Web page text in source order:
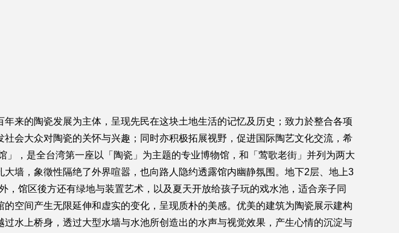
来的陶瓷发展为主体，呈现先民在这块土地生活的记忆及历史；致力於整合各项
会大众对陶瓷的关怀与兴趣；同时亦积极拓展视野，促进国际陶艺文化交流，希
，是全台湾第一座以「陶瓷」为主题的专业博物馆，和「莺歌老街」并列为两大
墙，象徵性隔绝了外界喧嚣，也向路人隐约透露馆内幽静氛围。地下2层、地上3
馆区後方还有绿地与装置艺术，以及夏天开放给孩子玩的戏水池，适合亲子同
空间产生无限延伸和虚实的变化，呈现质朴的美感。优美的建筑为陶瓷展示建构
水上桥身，透过大型水墙与水池所创造出的水声与视觉效果，产生心情的沉淀与